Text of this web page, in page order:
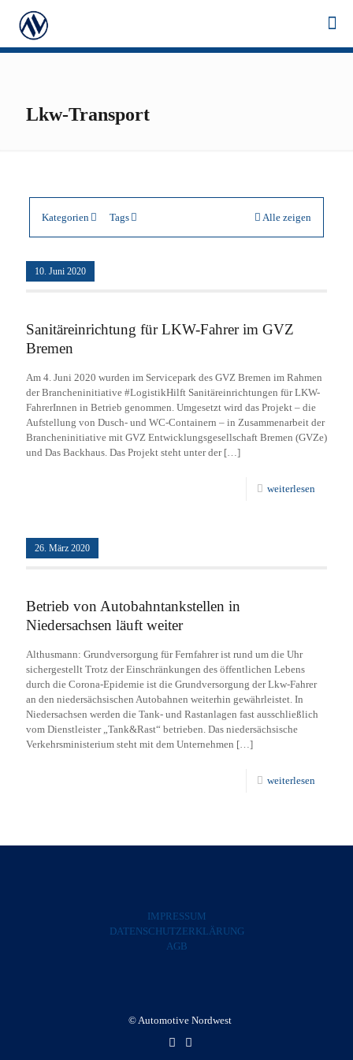
Lkw-Transport
Kategorien Tags Alle zeigen
10. Juni 2020
Sanitäreinrichtung für LKW-Fahrer im GVZ
Bremen
Am 4. Juni 2020 wurden im Servicepark des GVZ Bremen im Rahmen
der Brancheninitiative #LogistikHilft Sanitäreinrichtungen für LKW-
FahrerInnen in Betrieb genommen. Umgesetzt wird das Projekt – die
Aufstellung von Dusch- und WC-Containern – in Zusammenarbeit der
Brancheninitiative mit GVZ Entwicklungsgesellschaft Bremen (GVZe)
und Das Backhaus. Das Projekt steht unter der[…]
weiterlesen
26. März 2020
Betrieb von Autobahntankstellen in
Niedersachsen läuft weiter
Althusmann: Grundversorgung für Fernfahrer ist rund um die Uhr
sichergestellt Trotz der Einschränkungen des öffentlichen Lebens
durch die Corona-Epidemie ist die Grundversorgung der Lkw-Fahrer
an den niedersächsischen Autobahnen weiterhin gewährleistet. In
Niedersachsen werden die Tank- und Rastanlagen fast ausschließlich
vom Dienstleister „Tank&Rast“ betrieben. Das niedersächsische
Verkehrsministerium steht mit dem Unternehmen […]
weiterlesen
IMPRESSUM
DATENSCHUTZERKLÄRUNG
AGB
© Automotive Nordwest